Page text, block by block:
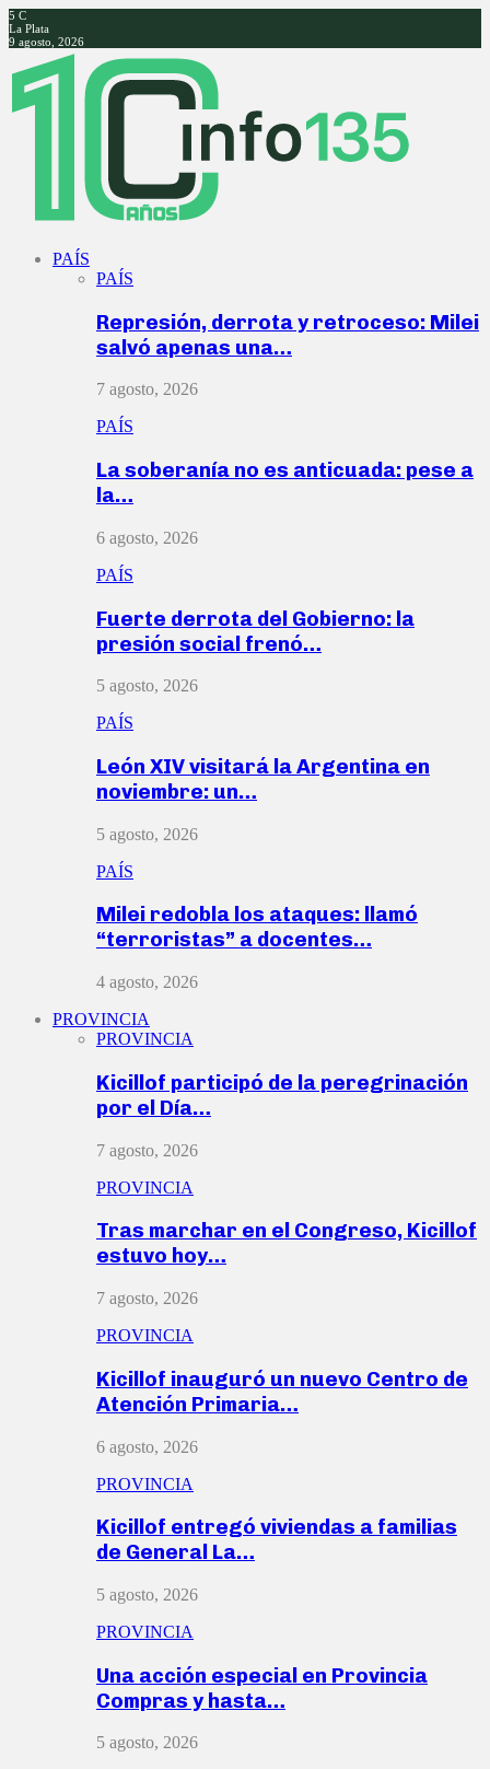
5 C
La Plata
9 agosto, 2026
Facebook
Twitter
Instagram
Youtube
PAÍS
PAÍS
Represión, derrota y retroceso: Milei
salvó apenas una…
7 agosto, 2026
PAÍS
La soberanía no es anticuada: pese a
la…
6 agosto, 2026
PAÍS
Fuerte derrota del Gobierno: la
presión social frenó…
5 agosto, 2026
PAÍS
León XIV visitará la Argentina en
noviembre: un…
5 agosto, 2026
PAÍS
Milei redobla los ataques: llamó
“terroristas” a docentes…
4 agosto, 2026
PROVINCIA
PROVINCIA
Kicillof participó de la peregrinación
por el Día…
7 agosto, 2026
PROVINCIA
Tras marchar en el Congreso, Kicillof
estuvo hoy…
7 agosto, 2026
PROVINCIA
Kicillof inauguró un nuevo Centro de
Atención Primaria…
6 agosto, 2026
PROVINCIA
Kicillof entregó viviendas a familias
de General La…
5 agosto, 2026
PROVINCIA
Una acción especial en Provincia
Compras y hasta…
5 agosto, 2026